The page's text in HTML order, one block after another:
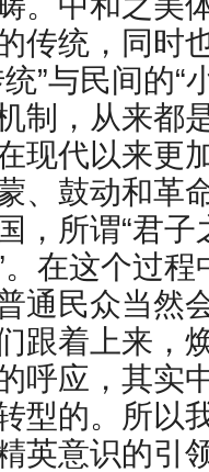
传统，同时
”与民间的“
制，从来都
现代以来更
、鼓动和革
，所谓“君
在这个过
通民众当然
跟着上来，
呼应，其实
型的。所以
英意识的引